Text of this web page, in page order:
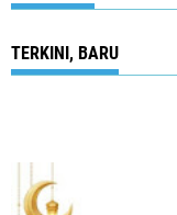
TERKINI, BARU